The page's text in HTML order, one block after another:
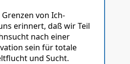
von Ich-
erinnert, daß wir Teil
nach einer
sein für totale
und Sucht.